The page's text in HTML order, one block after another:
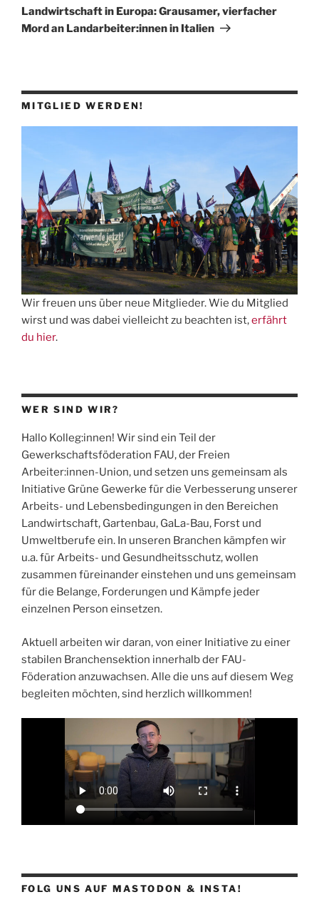
Beitrag
Landwirtschaft in Europa: Grausamer, vierfacher
Mord an Landarbeiter:innen in Italien
MITGLIED WERDEN!
Wir freuen uns über neue Mitglieder. Wie du Mitglied
wirst und was dabei vielleicht zu beachten ist,erfährt
du hier.
WER SIND WIR?
Hallo Kolleg:innen! Wir sind ein Teil der
Gewerkschaftsföderation FAU, der Freien
Arbeiter:innen-Union, und setzen uns gemeinsam als
Initiative Grüne Gewerke für die Verbesserung unserer
Arbeits- und Lebensbedingungen in den Bereichen
Landwirtschaft, Gartenbau, GaLa-Bau, Forst und
Umweltberufe ein. In unseren Branchen kämpfen wir
u.a. für Arbeits- und Gesundheitsschutz, wollen
zusammen füreinander einstehen und uns gemeinsam
für die Belange, Forderungen und Kämpfe jeder
einzelnen Person einsetzen.
Aktuell arbeiten wir daran, von einer Initiative zu einer
stabilen Branchensektion innerhalb der FAU-
Föderation anzuwachsen. Alle die uns auf diesem Weg
begleiten möchten, sind herzlich willkommen!
FOLG UNS AUF MASTODON & INSTA!